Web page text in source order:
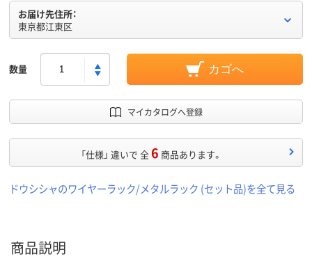
お届け先住所：
東京都江東区
数量 カゴへ
マイカタログへ登録
「仕様」 違いで 全6 商品あります。
ドウシシャのワイヤーラック/メタルラック (セット品)を全て見る
商品説明